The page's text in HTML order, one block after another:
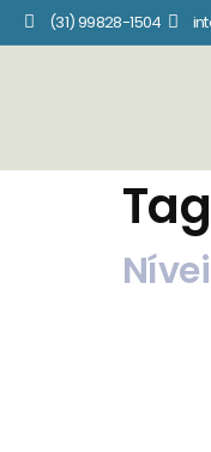
(31) 99828-1504